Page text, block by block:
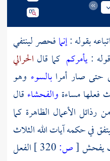
بقوله :إنمافحصر لينتفي
:يأمركم كما قال الحرالي
حتى صار أمرابالسوء وهو
فعلها مساءة والفحشاء قال
الأعمال الظاهرة كما
في حكمه آيات الله الثلاث
يفحش[ص:
الفعل